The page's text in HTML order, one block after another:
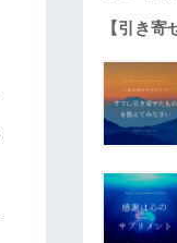
【引き